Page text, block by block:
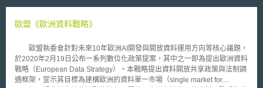
歐盟《歐洲資料戰略》
歐盟執委會針對未來10年歐洲AI開發與開放資料運用方向等核心議題，
於2020年2月19日公布一系列數位化政策提案，其中之一即為提出歐洲資料
戰略（European Data Strategy）。本戰略提出資料開放共享政策與法制調
適框架，宣示其目標為建構歐洲的資料單一市場（single market for